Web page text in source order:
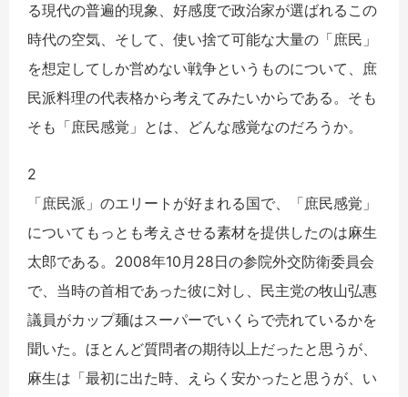
る現代の普遍的現象、好感度で政治家が選ばれるこの
時代の空気、そして、使い捨て可能な大量の「庶民」
を想定してしか営めない戦争というものについて、庶
民派料理の代表格から考えてみたいからである。そも
そも「庶民感覚」とは、どんな感覚なのだろうか。
2
「庶民派」のエリートが好まれる国で、「庶民感覚」
についてもっとも考えさせる素材を提供したのは麻生
太郎である。2008年10月28日の参院外交防衛委員会
で、当時の首相であった彼に対し、民主党の牧山弘惠
議員がカップ麺はスーパーでいくらで売れているかを
聞いた。ほとんど質問者の期待以上だったと思うが、
麻生は「最初に出た時、えらく安かったと思うが、い